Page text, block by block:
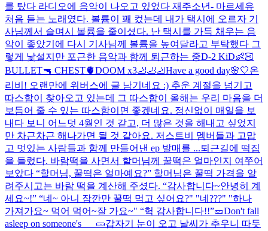
를 탔다 라디오에 음악이 나오고 있었다 재주소년- 마르세유
처음 듣는 노래였다. 볼륨이 꽤 컸는데 내가 택시에 오르자 기
사님께서 슬며시 볼륨을 줄이셨다. 난 택시를 가득 채우는 음
악이 좋았기에 다시 기사님께 볼륨을 높여달라고 부탁했다 그
렇게 낯설지만 포근한 음악과 함께 퇴근하는 중D-2 KiD👶🏻
BULLET🔫 CHEST🫀DOOM x3🦶🦶🦶Have a good day🌸🤍온
리비! 오랜만에 위버스에 글 남기네요 :) 추운 계절을 넘기고
따스함이 찾아오고 있는데 그 따스함이 올해는 우리 마음을 더
보듬어 줄 수 있는 따스함이면 좋겠네요. 정신없이 매일을 보
내다 보니 어느덧 4월인 것 같고, 더 많은 것을 해내고 싶었지
만 차근차근 해나가면 될 것 같아요. 저스트비 멤버들과 고맙
고 멋있는 사람들과 함께 만들어낸 ep 발매를 ...퇴근길에 떡집
을 들렀다. 바람떡을 사면서 할머님께 꿀떡은 얼마인지 여쭈어
보았다 “할머님, 꿀떡은 얼마예요?” 할머님은 꿀떡 가격을 알
려주시고는 바람 떡을 계산해 주셨다. “감사합니다~안녕히 계
세요~!” “네~ 아니 잠깐만 꿀떡 먹고 싶어요?" "네???" "하나
가져가요~ 먹어 먹어~잘 가요~" “헉 감사합니다!!”🥒Don't fall
asleep on someone's___🥒갑자기 눈이 오고 날씨가 추우니 따듯